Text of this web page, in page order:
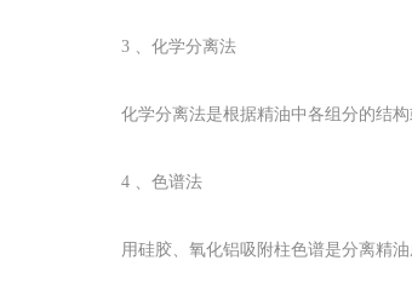
3 、化学分离法
化学分离法是根据精油中各组分的结
4 、色谱法
用硅胶、氧化铝吸附柱色谱是分离精